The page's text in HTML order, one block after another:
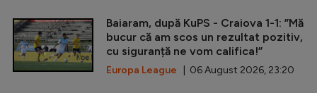
Baiaram, după KuPS - Craiova 1-1: ”Mă
bucur că am scos un rezultat pozitiv,
cu siguranță ne vom califica!”
Europa League | 06 August 2026, 23:20